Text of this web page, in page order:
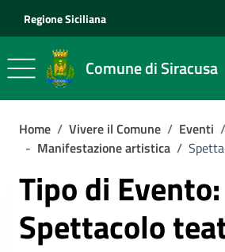
Regione Siciliana
Comune di Siracusa
Home / Vivere il Comune / Eventi /
- Manifestazione artistica /
Tipo di Evento:
Spettacolo